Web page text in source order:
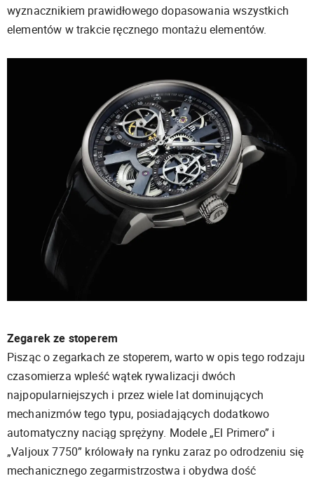
wyznacznikiem prawidłowego dopasowania wszystkich
elementów w trakcie ręcznego montażu elementów.
Zegarek ze stoperem
Pisząc o zegarkach ze stoperem, warto w opis tego rodzaju
czasomierza wpleść wątek rywalizacji dwóch
najpopularniejszych i przez wiele lat dominujących
mechanizmów tego typu, posiadających dodatkowo
automatyczny naciąg sprężyny. Modele „El Primero” i
„Valjoux 7750” królowały na rynku zaraz po odrodzeniu się
mechanicznego zegarmistrzostwa i obydwa dość